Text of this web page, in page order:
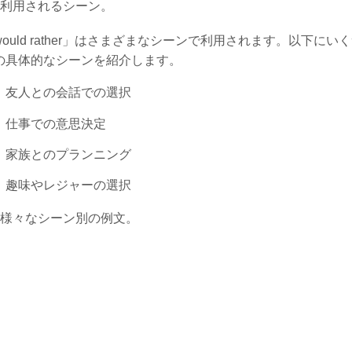
用されるシーン。
rather」はさまざまなシーンで利用されます。以下にい
具体的なシーンを紹介します。
友人との会話での選択
仕事での意思決定
家族とのプランニング
趣味やレジャーの選択
々なシーン別の例文。